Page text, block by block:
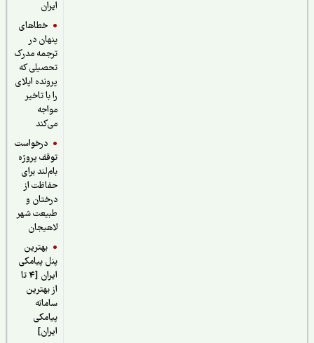
خطاهای
پنهان در
ترجمه مدرک
تحصیلی که
پرونده اپلای
را با تاخیر
درخواست
توقف پروژه
بام‌لند برای
حفاظت از
درختان و
طبیعت شهر
لاهیجان
بهترین
پنل پیامکی
ایران [4 تا
از بهترین
سامانه
پیامکی